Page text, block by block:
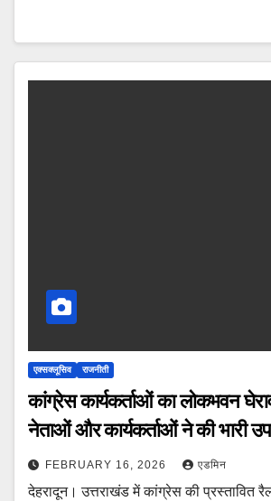
एक्सक्लूसिव राजनीती
कांग्रेस कार्यकर्ताओं का लोकभवन
नेताओं और कार्यकर्ताओं ने की भारी
FEBRUARY 16, 2026 एडमिन
देहरादून। उत्तराखंड में कांग्रेस की प्रस्तावित